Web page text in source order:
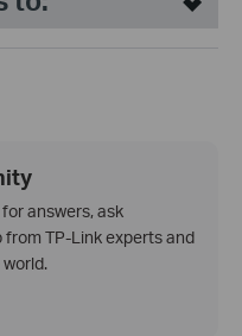
answers, ask
TP-Link experts and